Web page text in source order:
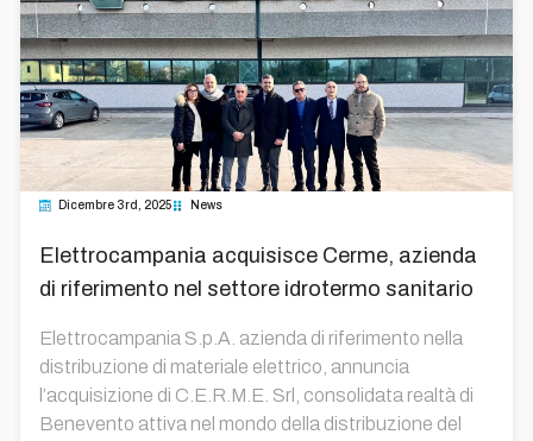
Dicembre 3rd, 2025 News
Elettrocampania acquisisce Cerme, azienda
di riferimento nel settore idrotermo sanitario
Elettrocampania S.p.A. azienda di riferimento nella
distribuzione di materiale elettrico, annuncia
l’acquisizione di C.E.R.M.E. Srl, consolidata realtà di
Benevento attiva nel mondo della distribuzione del